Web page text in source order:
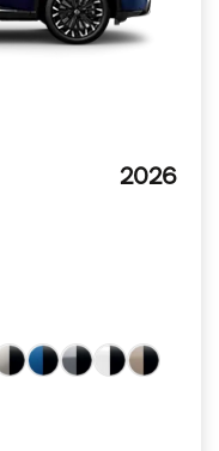
2026